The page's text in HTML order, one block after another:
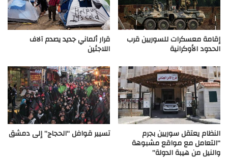
إقامة معسكرات للسوريين قرب
الحدود الأوكرانية
قرار ألماني جديد يصدم آلاف
اللاجئين
النظام يعتقل سوريين بجرم
“التعامل مع مواقع مشبوهة
والنيل من هيبة الدولة”
تسيير قوافل “الحجاج” إلى دمشق